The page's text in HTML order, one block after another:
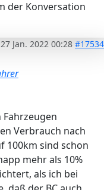
der Konversation
27 Jan. 2022 00:28 #17534
Verbrauch nach
100km sind schon
mehr als 10%
als ich bei